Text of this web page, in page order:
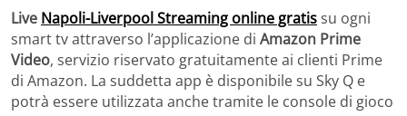
Live Napoli-Liverpool Streaming online gratissu ogni
smart tv attraverso l’applicazione di Amazon Prime
Video, servizio riservato gratuitamente ai clienti Prime
di Amazon. La suddetta app è disponibile su Sky Q e
potrà essere utilizzata anche tramite le console di gioco